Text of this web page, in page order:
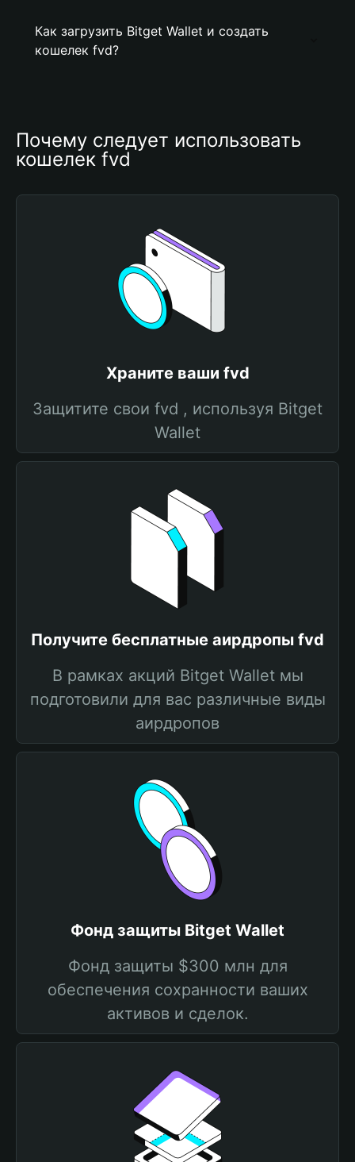
Как загрузить Bitget Wallet и создать
кошелек fvd?
Почему следует использовать
кошелек fvd
Храните ваши fvd
Защитите свои fvd , используя Bitget
Wallet
Получите бесплатные аирдропы fvd
В рамках акций Bitget Wallet мы
подготовили для вас различные виды
аирдропов
Фонд защиты Bitget Wallet
Фонд защиты $300 млн для
обеспечения сохранности ваших
активов и сделок.